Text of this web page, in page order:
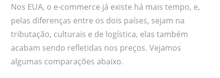
Nos EUA, o e-commerce já existe há mais tempo, e,
pelas diferenças entre os dois países, sejam na
tributação, culturais e de logística, elas também
acabam sendo refletidas nos preços. Vejamos
algumas comparações abaixo.